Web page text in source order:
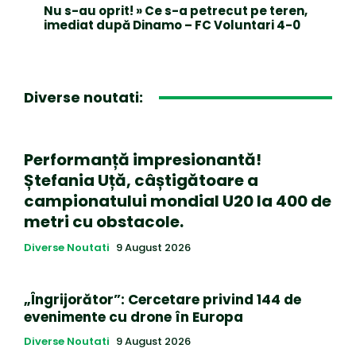
Nu s-au oprit! » Ce s-a petrecut pe teren,
imediat după Dinamo – FC Voluntari 4-0
Diverse noutati:
Performanță impresionantă!
Ștefania Uță, câștigătoare a
campionatului mondial U20 la 400 de
metri cu obstacole.
Diverse Noutati 9 August 2026
„Îngrijorător”: Cercetare privind 144 de
evenimente cu drone în Europa
Diverse Noutati 9 August 2026